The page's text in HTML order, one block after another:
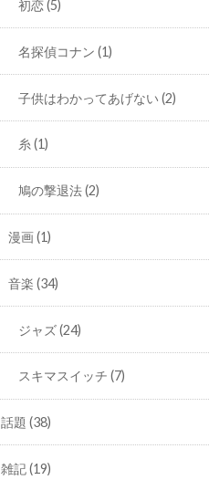
初恋(5)
名探偵コナン(1)
子供はわかってあげない(2)
糸(1)
鳩の撃退法(2)
漫画(1)
音楽 (34)
ジャズ(24)
スキマスイッチ(7)
話題(38)
雑記(19)